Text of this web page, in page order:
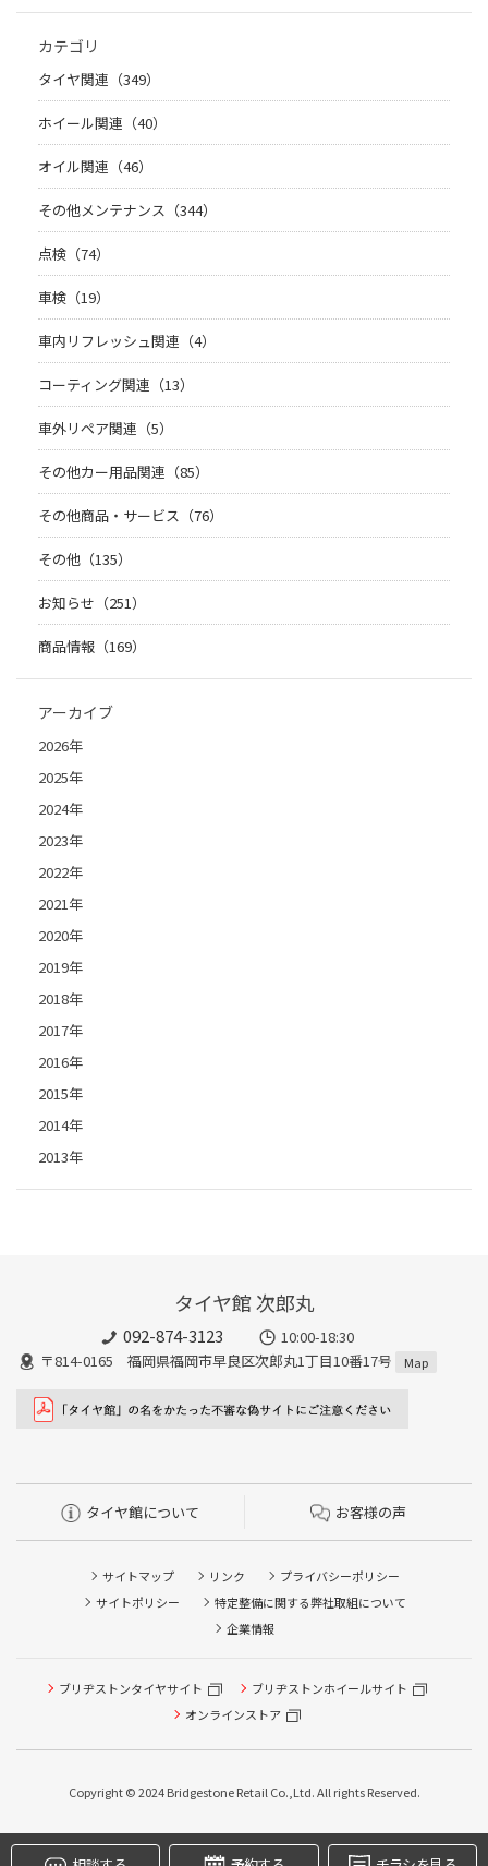
カテゴリ
タイヤ関連（349）
ホイール関連（40）
オイル関連（46）
その他メンテナンス（344）
点検（74）
車検（19）
車内リフレッシュ関連（4）
コーティング関連（13）
車外リペア関連（5）
その他カー用品関連（85）
その他商品・サービス（76）
その他（135）
お知らせ（251）
商品情報（169）
アーカイブ
2026年
2025年
2024年
2023年
2022年
2021年
2020年
2019年
2018年
2017年
2016年
2015年
2014年
2013年
タイヤ館 次郎丸
092-874-3123
10:00-18:30
〒814-0165 福岡県福岡市早良区次郎丸1丁目10番17号
Map
タイヤ館について お客様の声
サイトマップ リンク
プライバシーポリシー
サイトポリシー
特定整備に関する弊社取組について
企業情報
ブリヂストンタイヤサイト
ブリヂストンホイールサイト
オンラインストア
Copyright © 2024 Bridgestone Retail Co.,Ltd. All rights Reserved.
タイヤ点検・安全点検/タイヤ履き替え/オイル交換/その他
ピット作業の予約
本日のタイヤ履き替え順番待ち予約 ※クローク契約会員の